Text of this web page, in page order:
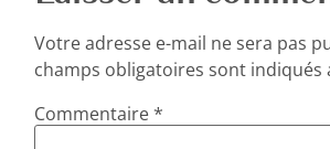
Votre adresse e-mail ne sera pas
champs obligatoires sont indiqués
Commentaire*